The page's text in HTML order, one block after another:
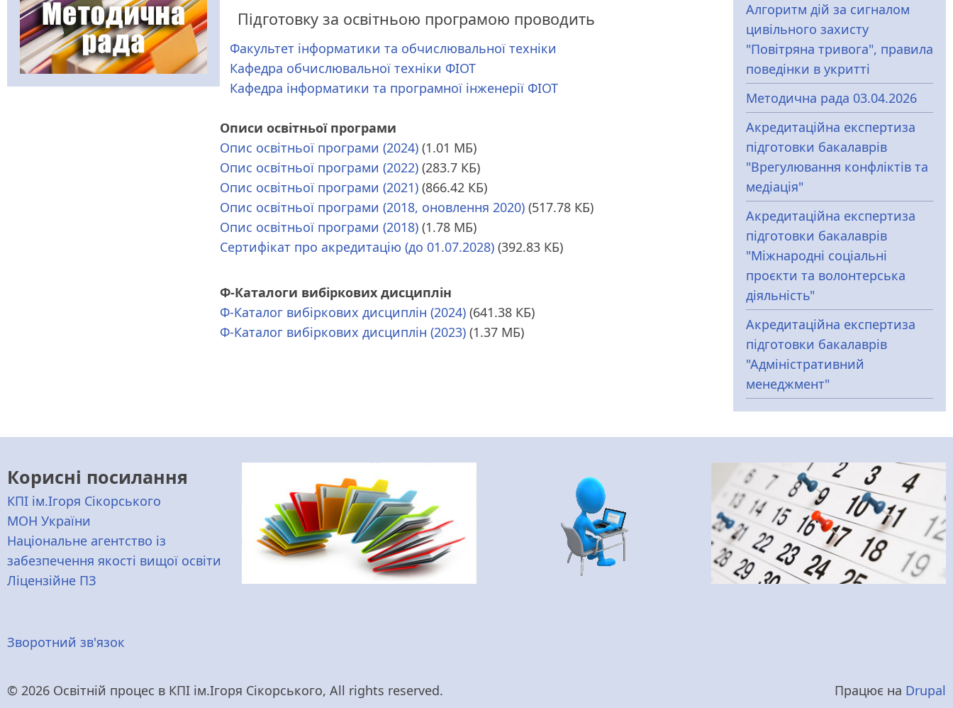
Підготовку за освітньою програмою проводить
Факультет інформатики та обчислювальної техніки
Кафедра обчислювальної техніки ФІОТ
Кафедра інформатики та програмної інженерії ФІОТ
Описи освітньої програми
Опис освітньої програми (2024) (1.01 МБ)
Опис освітньої програми (2022) (283.7 КБ)
Опис освітньої програми (2021) (866.42 КБ)
Опис освітньої програми (2018, оновлення 2020) (517.78 КБ)
Опис освітньої програми (2018) (1.78 МБ)
Сертифікат про акредитацію (до 01.07.2028) (392.83 КБ)
Ф-Каталоги вибіркових дисциплін
Ф-Каталог вибіркових дисциплін (2024) (641.38 КБ)
Ф-Каталог вибіркових дисциплін (2023) (1.37 МБ)
Алгоритм дій за сигналом
цивільного захисту
"Повітряна тривога", правила
поведінки в укритті
Методична рада 03.04.2026
Акредитаційна експертиза
підготовки бакалаврів
"Врегулювання конфліктів та
медіація"
Акредитаційна експертиза
підготовки бакалаврів
"Міжнародні соціальні
проєкти та волонтерська
діяльність"
Акредитаційна експертиза
підготовки бакалаврів
"Адміністративний
менеджмент"
Корисні посилання
КПІ ім.Ігоря Сікорського
МОН України
Національне агентство із
забезпечення якості вищої освіти
Ліцензійне ПЗ
Меню
колонтитулу
Зворотний зв'язок
© 2026 Освітній процес в КПІ ім.Ігоря Сікорського, All rights reserved. Працює на Drupal